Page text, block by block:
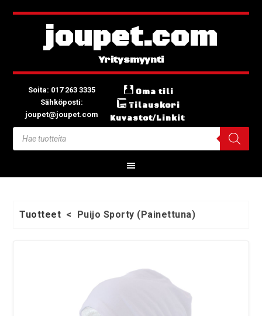
joupet.com
Soita: 017 263 3335
Sähköposti:
joupet@joupet.com
Oma tili
Tilauskori
Kuvastot/Linkit
Tuotteet < Puijo Sporty (Painettuna)